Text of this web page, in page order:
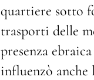
quartiere sotto
trasporti delle
presenza
influenzò anche